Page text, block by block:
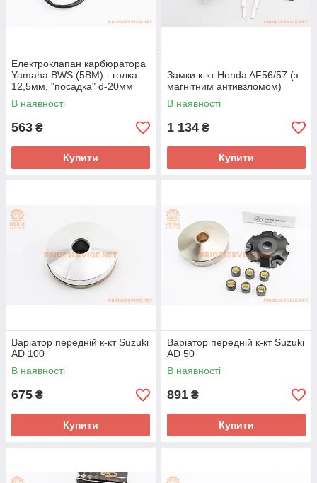
Електроклапан карбюратора
Yamaha BWS (5BM) - голка
12,5мм, "посадка" d-20мм
В наявності
563 ₴
Купити
Замки к-кт Honda AF56/57 (з
магнітним антивзломом)
В наявності
1 134 ₴
Купити
Варіатор передній к-кт Suzuki
AD 100
В наявності
675 ₴
Купити
Варіатор передній к-кт Suzuki
AD 50
В наявності
891 ₴
Купити